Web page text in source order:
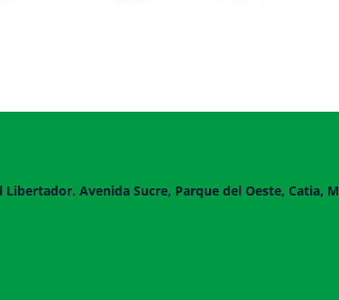
Avenida Sucre, Parque del Oeste, Catia,